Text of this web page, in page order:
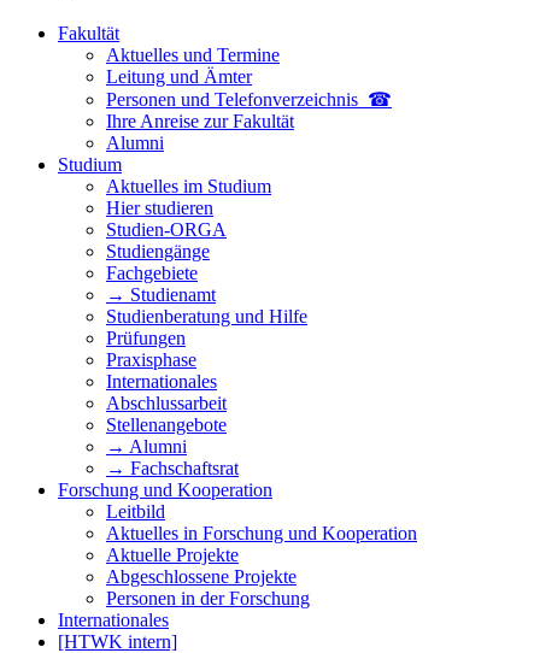
Fakultät
Aktuelles und Termine
Leitung und Ämter
Personen und Telefon­verzeichnis ☎
Ihre Anreise zur Fakultät
Alumni
Studium
Aktuelles im Studium
Hier studieren
Studien-ORGA
Studiengänge
Fachgebiete
→ Studienamt
Studienberatung und Hilfe
Prüfungen
Praxisphase
Internationales
Abschlussarbeit
Stellenangebote
→ Alumni
→ Fachschaftsrat
Forschung und Kooperation
Leitbild
Aktuelles in Forschung und Kooperation
Aktuelle Projekte
Abgeschlossene Projekte
Personen in der Forschung
Internationales
[HTWK intern]